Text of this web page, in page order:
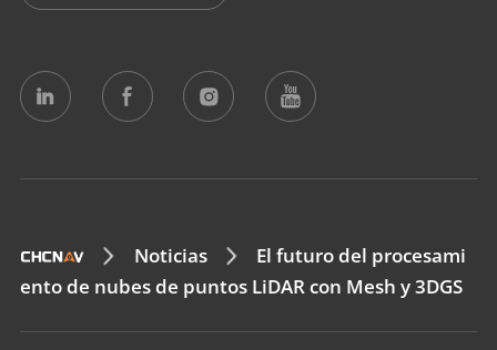
Noticias
El futuro del procesami
ento de nubes de puntos LiDAR con Mesh y 3DGS